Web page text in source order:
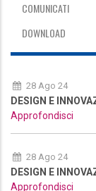
COMUNICATI
DOWNLOAD
28 Ago 24
DESIGN E
Approfondisci
28 Ago 24
DESIGN E
Approfondisci